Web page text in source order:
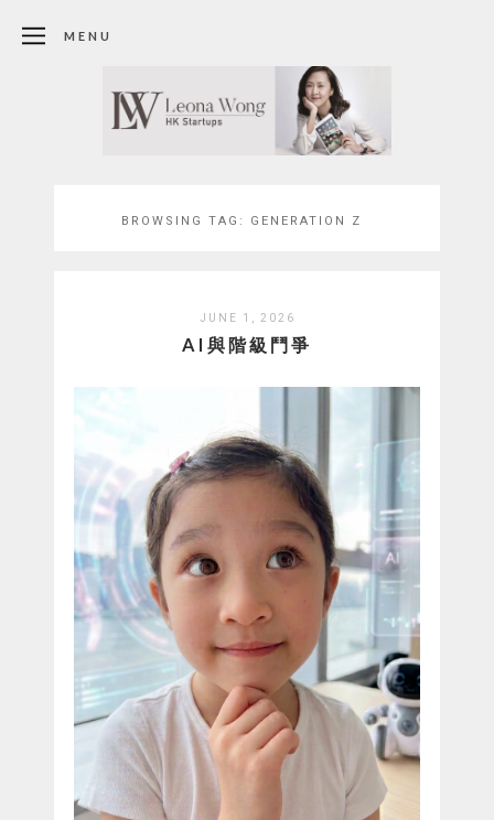
MENU
BROWSING TAG: GENERATION Z
JUNE 1, 2026
AI與階級鬥爭